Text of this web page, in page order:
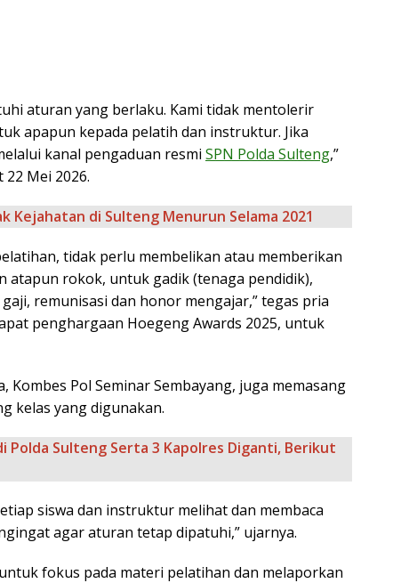
aturan yang berlaku. Kami tidak mentolerir
apapun kepada pelatih dan instruktur. Jika
kanal pengaduan resmi SPN Polda Sulteng,”
Mei 2026.
Kejahatan di Sulteng Menurun Selama 2021
tidak perlu membelikan atau memberikan
atapun rokok, untuk gadik (tenaga pendidik),
remunisasi dan honor mengajar,” tegas pria
penghargaan Hoegeng Awards 2025, untuk
Kombes Pol Seminar Sembayang, juga memasang
kelas yang digunakan.
Polda Sulteng Serta 3 Kapolres Diganti, Berikut
siswa dan instruktur melihat dan membaca
agar aturan tetap dipatuhi,” ujarnya.
fokus pada materi pelatihan dan melaporkan